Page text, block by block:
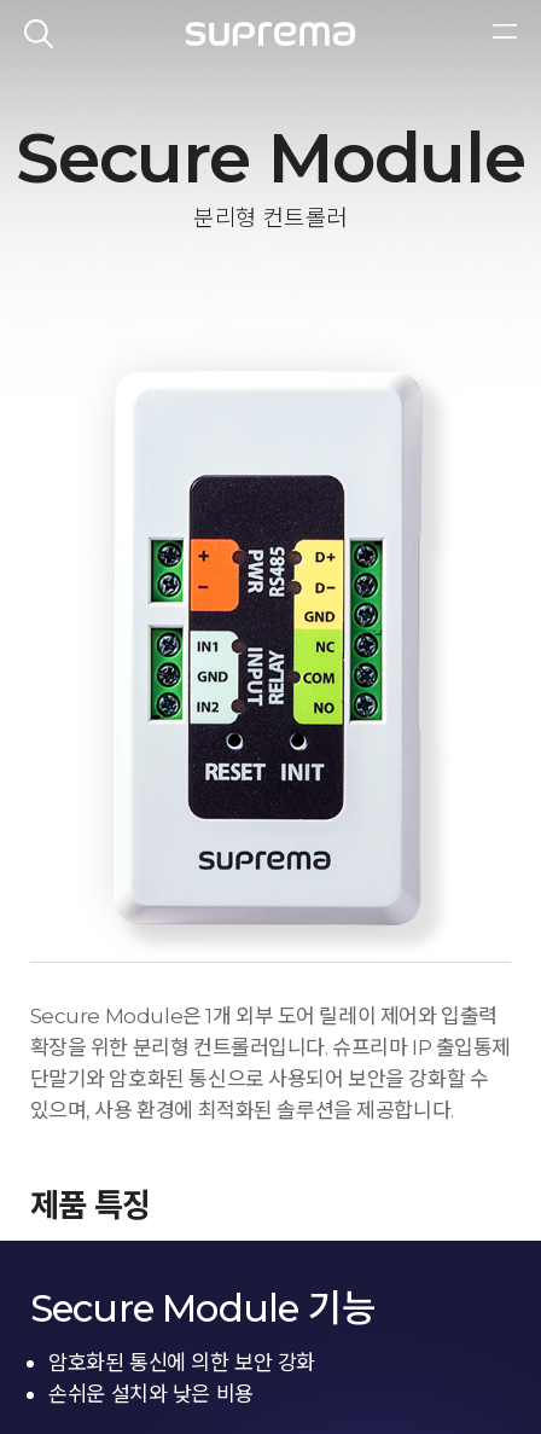
Secure Module
분리형 컨트롤러
Secure Module은 1개 외부 도어 릴레이 제어와 입출력
확장을 위한 분리형 컨트롤러입니다. 슈프리마 IP 출입통제
단말기와 암호화된 통신으로 사용되어 보안을 강화할 수
있으며, 사용 환경에 최적화된 솔루션을 제공합니다.
제품 특징
Secure Module 기능
암호화된 통신에 의한 보안 강화
손쉬운 설치와 낮은 비용